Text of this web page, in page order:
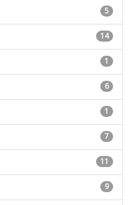
5
14
1
6
1
7
11
9